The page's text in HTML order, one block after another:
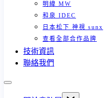
明緯 MW
和泉 IDEC
日本松下 神視 sunx
查看全部合作品牌
技術資訊
聯絡我們